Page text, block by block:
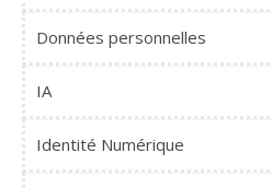
Données personnelles
IA
Identité Numérique